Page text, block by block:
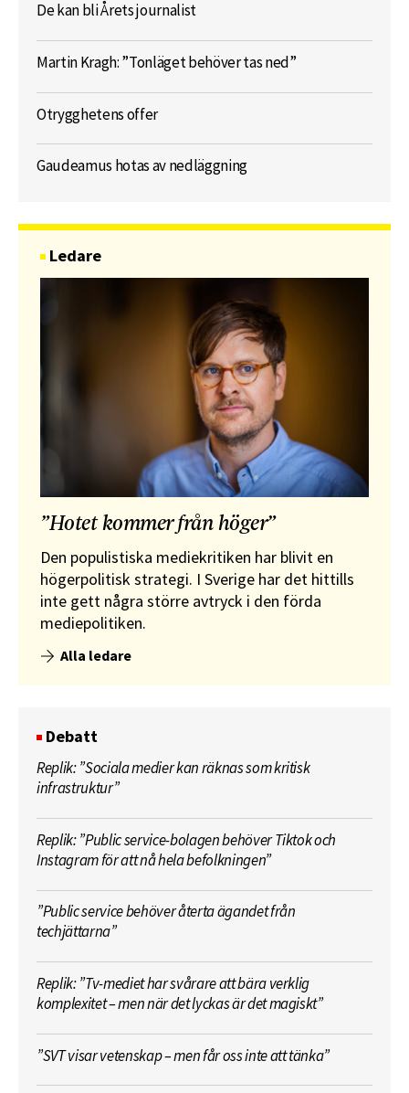
De kan bli Årets journalist
Martin Kragh: ”Tonläget behöver tas ned”
Otrygghetens offer
Gaudeamus hotas av nedläggning
Ledare
”Hotet kommer från höger”
Den populistiska mediekritiken har blivit en
högerpolitisk strategi. I Sverige har det hittills
inte gett några större avtryck i den förda
mediepolitiken.
Alla ledare
Debatt
Replik: ”Sociala medier kan räknas som kritisk
infrastruktur”
Replik: ”Public service-bolagen behöver Tiktok och
Instagram för att nå hela befolkningen”
”Public service behöver återta ägandet från
techjättarna”
Replik: ”Tv-mediet har svårare att bära verklig
komplexitet – men när det lyckas är det magiskt”
”SVT visar vetenskap – men får oss inte att tänka”